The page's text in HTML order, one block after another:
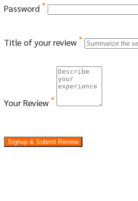
Password *
Title of your review *
Your Review *
Signup & Submit Review